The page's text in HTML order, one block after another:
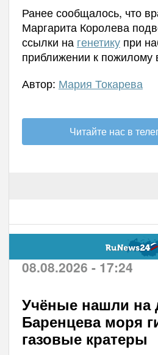
Ранее сообщалось, что
Маргарита Королева
ссылки на генетикупри
приближении к пожилому
Автор: Мария Токарева
Читайте нас в
08.08.2026 - 17:24
Учёные нашли на
Баренцева моря
газовые кратеры